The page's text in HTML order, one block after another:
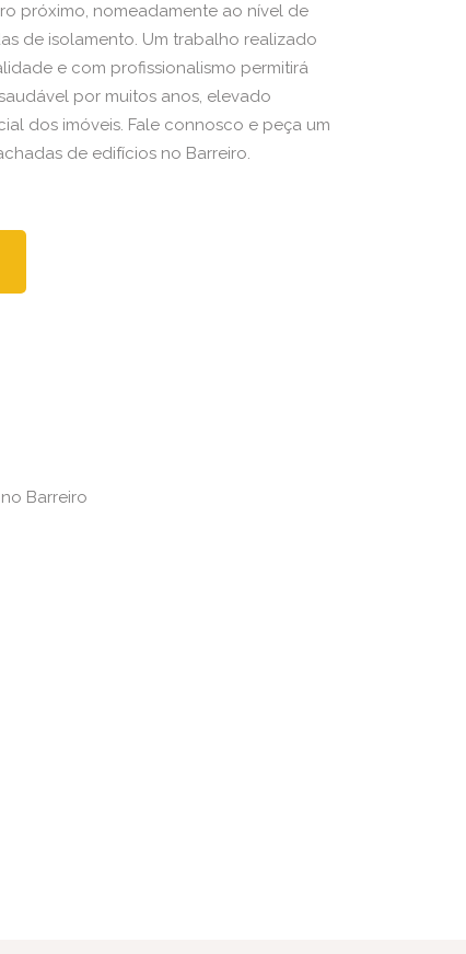
próximo, nomeadamente ao nível de
de isolamento. Um trabalho realizado
e com profissionalismo permitirá
por muitos anos, elevado
dos imóveis. Fale connosco e peça um
de edifícios no Barreiro.